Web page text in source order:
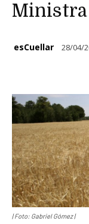
esCuellar 28/04/
| Foto: Gabriel Gómez |